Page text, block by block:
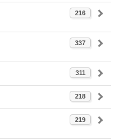
216
337
311
218
219